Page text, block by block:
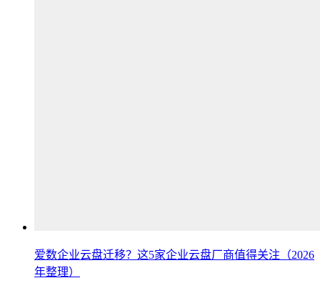
爱数企业云盘迁移？这5家企业云盘厂商值得关注（2026
年整理）